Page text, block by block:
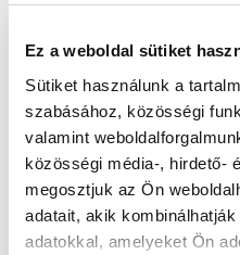
Ez a weboldal sütiket
Sütiket használunk a
szabásához, közösségi
valamint
közösségi média-, hirdető-
megosztjuk az Ön
adatait, akik
adatokkal, amelyeket Ön
FIATALOKKAL A
MAGABIZTOS
EDZŐMECCSEN
2023-02-18 20:04:17